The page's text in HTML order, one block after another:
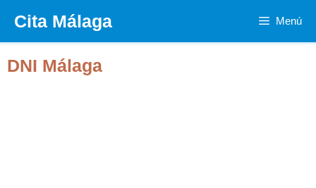
contenido
Cita Málaga Menú
DNI Málaga